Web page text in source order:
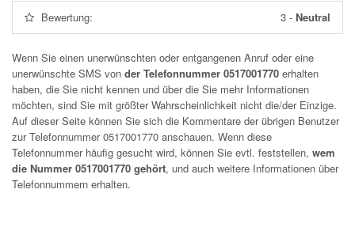
Bewertung: 3 - Neutral
Wenn Sie einen unerwünschten oder entgangenen Anruf oder eine
unerwünschte SMS von der Telefonnummer 0517001770 erhalten
haben, die Sie nicht kennen und über die Sie mehr Informationen
möchten, sind Sie mit größter Wahrscheinlichkeit nicht die/der Einzige.
Auf dieser Seite können Sie sich die Kommentare der übrigen Benutzer
zur Telefonnummer0517001770 anschauen. Wenn diese
Telefonnummer häufig gesucht wird, können Sie evtl. feststellen, wem
die Nummer 0517001770 gehört, und auch weitere Informationen über
Telefonnummern erhalten.